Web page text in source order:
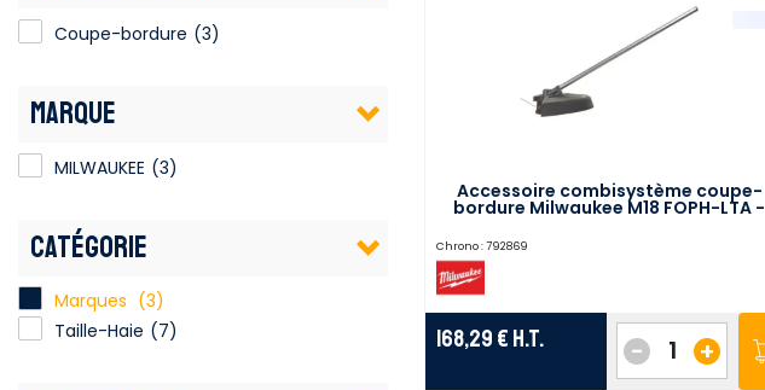
Coupe-bordure (3)
MARQUE
MILWAUKEE (3)
CATÉGORIE
Marques (3)
Taille-Haie (7)
Accessoire combisystème coupe-
bordure Milwaukee M18 FOPH-LTA -
Chrono :792869
168,29 € H.T. +
-